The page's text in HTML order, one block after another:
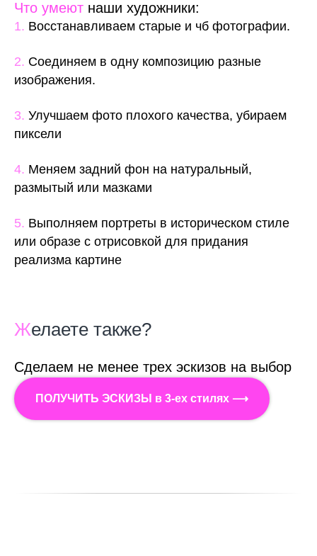
Что умеют наши художники:
1. Восстанавливаем старые и чб фотографии.
2. Соединяем в одну композицию разные
изображения.
3. Улучшаем фото плохого качества, убираем
пиксели
4. Меняем задний фон на натуральный,
размытый или мазками
5. Выполняем портреты в историческом стиле
или образе с отрисовкой для придания
реализма картине
Желаете также?
Сделаем не менее трех эскизов на выбор
ПОЛУЧИТЬ ЭСКИЗЫ в 3-ех стилях ⟶